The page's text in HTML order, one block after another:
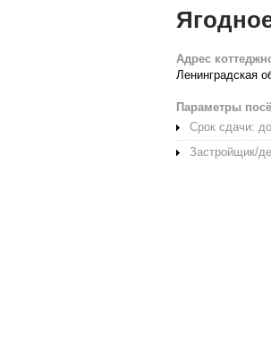
Адрес
Ленинградская
Параметры
Срок сдачи:
Застройщик/